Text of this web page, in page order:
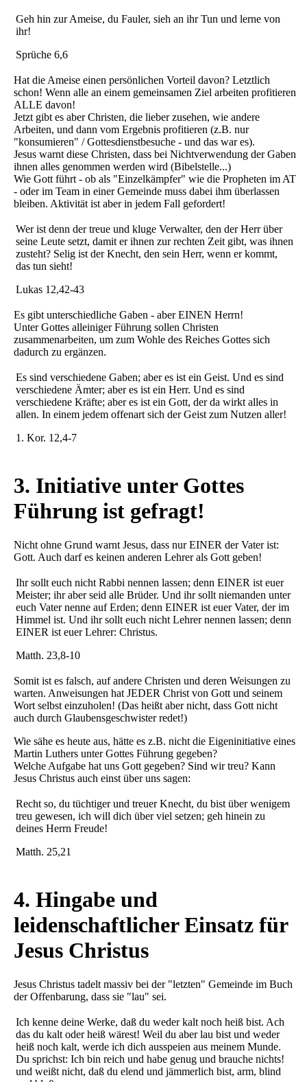
Geh hin zur Ameise, du Fauler, sieh an ihr Tun und lerne von
ihr!
Sprüche 6,6
Hat die Ameise einen persönlichen Vorteil davon? Letztlich
schon! Wenn alle an einem gemeinsamen Ziel arbeiten profitieren
ALLE davon!
Jetzt gibt es aber Christen, die lieber zusehen, wie andere
Arbeiten, und dann vom Ergebnis profitieren (z.B. nur
"konsumieren" / Gottesdienstbesuche - und das war es).
Jesus warnt diese Christen, dass bei Nichtverwendung der Gaben
ihnen alles genommen werden wird (Bibelstelle...)
Wie Gott führt - ob als "Einzelkämpfer" wie die Propheten im AT
- oder im Team in einer Gemeinde muss dabei ihm überlassen
bleiben. Aktivität ist aber in jedem Fall gefordert!
Wer ist denn der treue und kluge Verwalter, den der Herr über
seine Leute setzt, damit er ihnen zur rechten Zeit gibt, was ihnen
zusteht? Selig ist der Knecht, den sein Herr, wenn er kommt,
das tun sieht!
Lukas 12,42-43
Es gibt unterschiedliche Gaben - aber EINEN Herrn!
Unter Gottes alleiniger Führung sollen Christen
zusammenarbeiten, um zum Wohle des Reiches Gottes sich
dadurch zu ergänzen.
Es sind verschiedene Gaben; aber es ist ein Geist. Und es sind
verschiedene Ämter; aber es ist ein Herr. Und es sind
verschiedene Kräfte; aber es ist ein Gott, der da wirkt alles in
allen. In einem jedem offenart sich der Geist zum Nutzen aller!
1. Kor. 12,4-7
3. Initiative unter Gottes
Führung ist gefragt!
Nicht ohne Grund warnt Jesus, dass nur EINER der Vater ist:
Gott. Auch darf es keinen anderen Lehrer als Gott geben!
Ihr sollt euch nicht Rabbi nennen lassen; denn EINER ist euer
Meister; ihr aber seid alle Brüder. Und ihr sollt niemanden unter
euch Vater nenne auf Erden; denn EINER ist euer Vater, der im
Himmel ist. Und ihr sollt euch nicht Lehrer nennen lassen; denn
EINER ist euer Lehrer: Christus.
Matth. 23,8-10
Somit ist es falsch, auf andere Christen und deren Weisungen zu
warten. Anweisungen hat JEDER Christ von Gott und seinem
Wort selbst einzuholen! (Das heißt aber nicht, dass Gott nicht
auch durch Glaubensgeschwister redet!)
Wie sähe es heute aus, hätte es z.B. nicht die Eigeninitiative eines
Martin Luthers unter Gottes Führung gegeben?
Welche Aufgabe hat uns Gott gegeben? Sind wir treu? Kann
Jesus Christus auch einst über uns sagen:
Recht so, du tüchtiger und treuer Knecht, du bist über wenigem
treu gewesen, ich will dich über viel setzen; geh hinein zu
deines Herrn Freude!
Matth. 25,21
4. Hingabe und
leidenschaftlicher Einsatz für
Jesus Christus
Jesus Christus tadelt massiv bei der "letzten" Gemeinde im Buch
der Offenbarung, dass sie "lau" sei.
Ich kenne deine Werke, daß du weder kalt noch heiß bist. Ach
das du kalt oder heiß wärest! Weil du aber lau bist und weder
heiß noch kalt, werde ich dich ausspeien aus meinem Munde.
Du sprichst: Ich bin reich und habe genug und brauche nichts!
und weißt nicht, daß du elend und jämmerlich bist, arm, blind